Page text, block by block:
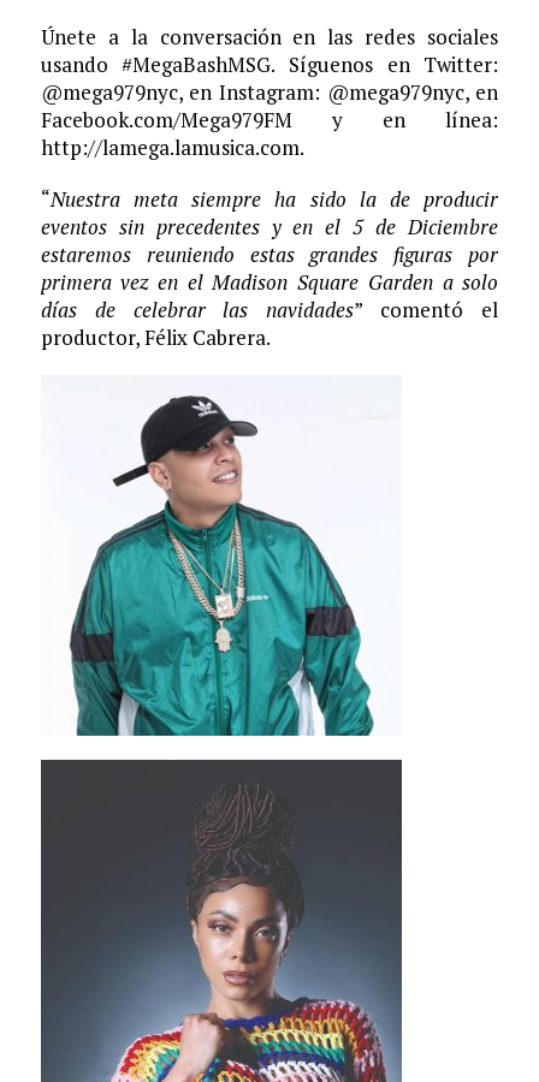
Únete a la conversación en las redes sociales
usando #MegaBashMSG. Síguenos en Twitter:
@mega979nyc, en Instagram: @mega979nyc, en
Facebook.com/Mega979FM y en línea:
http://lamega.lamusica.com.
“Nuestra meta siempre ha sido la de producir
eventos sin precedentes y en el 5 de Diciembre
estaremos reuniendo estas grandes figuras por
primera vez en el Madison Square Garden a solo
días de celebrar las navidades” comentó el
productor, Félix Cabrera.